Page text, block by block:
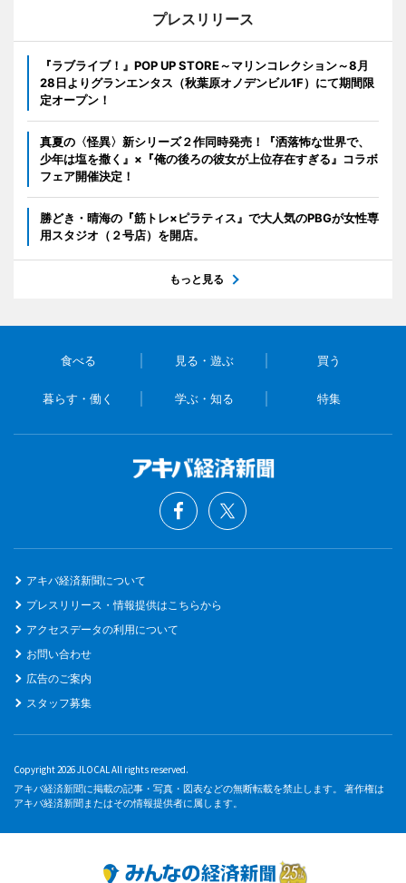
プレスリリース
『ラブライブ！』POP UP STORE～マリンコレクション～8月
28日よりグランエンタス（秋葉原オノデンビル1F）にて期間限
定オープン！
真夏の〈怪異〉新シリーズ２作同時発売！『洒落怖な世界で、
少年は塩を撒く』×『俺の後ろの彼女が上位存在すぎる』コラボ
フェア開催決定！
勝どき・晴海の『筋トレ×ピラティス』で大人気のPBGが女性専
用スタジオ（２号店）を開店。
もっと見る
食べる 見る・遊ぶ 買う
暮らす・働く 学ぶ・知る 特集
アキバ経済新聞について
プレスリリース・情報提供はこちらから
アクセスデータの利用について
お問い合わせ
広告のご案内
スタッフ募集
Copyright 2026 JLOCAL All rights reserved.
アキバ経済新聞に掲載の記事・写真・図表などの無断転載を禁止します。 著作権は
アキバ経済新聞またはその情報提供者に属します。